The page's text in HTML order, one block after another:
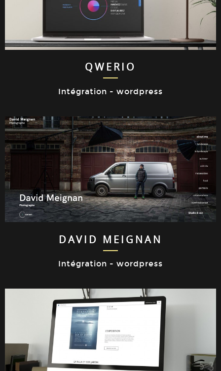
QWERIO
Intégration - wordpress
DAVID MEIGNAN
Intégration - wordpress